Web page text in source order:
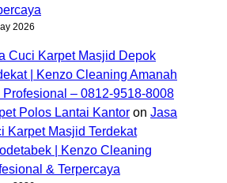
2026
Cuci Karpet Masjid Depok
| Kenzo Cleaning Amanah
Profesional – 0812-9518-8008
Polos Lantai Kantor on Jasa
Karpet Masjid Terdekat
| Kenzo Cleaning
& Terpercaya